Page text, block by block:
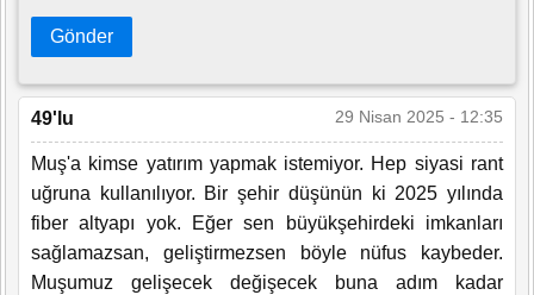
Gönder
49'lu 29 Nisan 2025 - 12:35
Muş'a kimse yatırım yapmak istemiyor. Hep siyasi rant
uğruna kullanılıyor. Bir şehir düşünün ki 2025 yılında
fiber altyapı yok. Eğer sen büyükşehirdeki imkanları
sağlamazsan, geliştirmezsen böyle nüfus kaybeder.
Muşumuz gelişecek değişecek buna adım kadar